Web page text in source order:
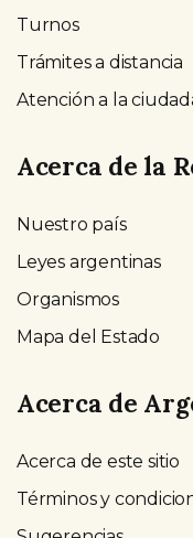
Turnos
Trámites a distancia
Atención a la
Acerca de la
Nuestro país
Leyes argentinas
Organismos
Mapa del Estado
Acerca de
Acerca de este sitio
Términos y